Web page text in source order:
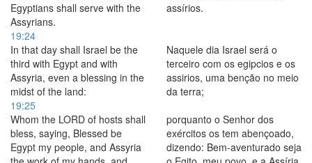
Egyptians shall serve with the
Assyrians.
assírios.
19:24
In that day shall Israel be the
third with Egypt and with
Assyria, even a blessing in the
midst of the land:
Naquele dia Israel será o
terceiro com os egipcios e os
assirios, uma benção no meio
da terra;
19:25
Whom the LORD of hosts shall
bless, saying, Blessed be
Egypt my people, and Assyria
porquanto o Senhor dos
exércitos os tem abençoado,
dizendo: Bem-aventurado seja